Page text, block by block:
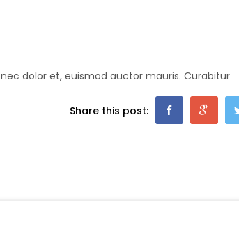
dolor et, euismod auctor mauris. Curabitur
Share this post: